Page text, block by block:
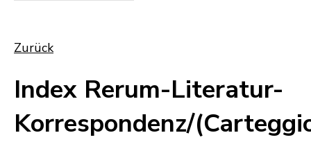
Zurück
Index Rerum-Literatur-
Korrespondenz/